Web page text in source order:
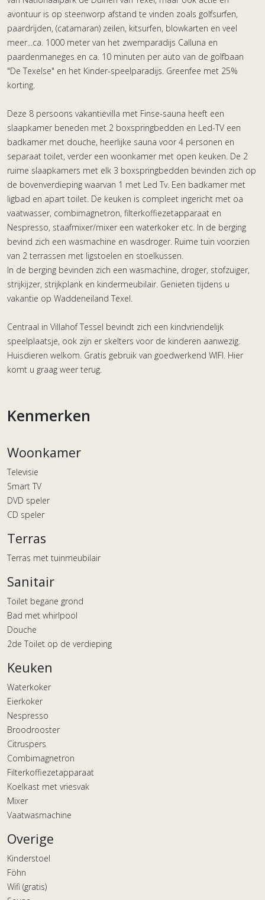
avontuur is op steenworp afstand te vinden zoals golfsurfen,
paardrijden, (catamaran) zeilen, kitsurfen, blowkarten en veel
meer...ca. 1000 meter van het zwemparadijs Calluna en
paardenmaneges en ca. 10 minuten per auto van de golfbaan
"De Texelse" en het Kinder-speelparadijs. Greenfee met 25%
korting.
Deze 8 persoons vakantievilla met Finse-sauna heeft een
slaapkamer beneden met 2 boxspringbedden en Led-TV een
badkamer met douche, heerlijke sauna voor 4 personen en
separaat toilet, verder een woonkamer met open keuken. De 2
ruime slaapkamers met elk 3 boxspringbedden bevinden zich op
de bovenverdieping waarvan 1 met Led Tv. Een badkamer met
ligbad en apart toilet. De keuken is compleet ingericht met oa
vaatwasser, combimagnetron, filterkoffiezetapparaat en
Nespresso, staafmixer/mixer een waterkoker etc. In de berging
bevind zich een wasmachine en wasdroger. Ruime tuin voorzien
van 2 terrassen met ligstoelen en stoelkussen.
In de berging bevinden zich een wasmachine, droger, stofzuiger,
strijkijzer, strijkplank en kindermeubilair. Genieten tijdens u
vakantie op Waddeneiland Texel.
Centraal in Villahof Tessel bevindt zich een kindvriendelijk
speelplaatsje, ook zijn er skelters voor de kinderen aanwezig.
Huisdieren welkom. Gratis gebruik van goedwerkend WIFI. Hier
komt u graag weer terug.
Kenmerken
Woonkamer
Televisie
Smart TV
DVD speler
CD speler
Terras
Terras met tuinmeubilair
Sanitair
Toilet begane grond
Bad met whirlpool
Douche
2de Toilet op de verdieping
Keuken
Waterkoker
Eierkoker
Nespresso
Broodrooster
Citruspers
Combimagnetron
Filterkoffiezetapparaat
Koelkast met vriesvak
Mixer
Vaatwasmachine
Overige
Kinderstoel
Föhn
Wifi (gratis)